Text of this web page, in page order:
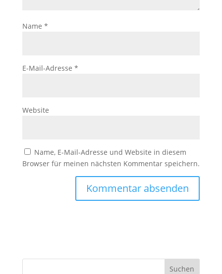
Name *
E-Mail-Adresse *
Website
Name, E-Mail-Adresse und Website in diesem
Browser für meinen nächsten Kommentar speichern.
Suchen